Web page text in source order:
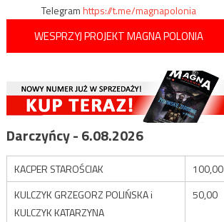
Telegramhttps://t.me/magnapolonia
WESPRZYJ PROJEKT MAGNA POLONIA
Darczyńcy - 6.08.2026
KACPER STAROŚCIAK
100,00
KULCZYK GRZEGORZ POLIŃSKA i
KULCZYK KATARZYNA
50,00